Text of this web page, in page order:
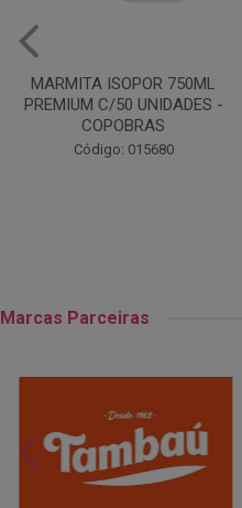
HAMBURGUEIRA ISOPOR
CH-002A COPOBRAS 100UN
Código: 037536
Marcas Parceiras